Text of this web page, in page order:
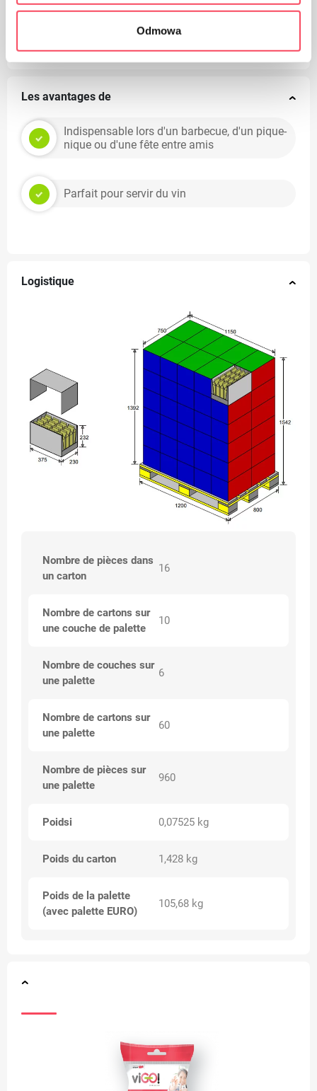
Odmowa
usagés à la poubelle
Les avantages de
Indispensable lors d'un barbecue, d'un pique-
nique ou d'une fête entre amis
Parfait pour servir du vin
Logistique
Nombre de pièces dans
un carton
16
Nombre de cartons sur
une couche de palette
10
Nombre de couches sur
une palette
6
Nombre de cartons sur
une palette
60
Nombre de pièces sur
une palette
960
Poidsi 0,07525 kg
Poids du carton 1,428 kg
Poids de la palette
(avec palette EURO)
105,68 kg